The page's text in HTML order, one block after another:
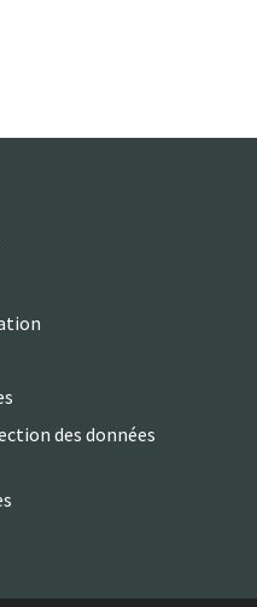
des données